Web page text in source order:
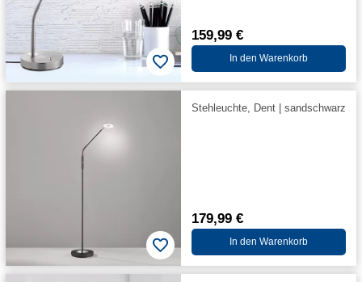
159,99 €
In den Warenkorb
Stehleuchte, Dent | sandschwarz
179,99 €
In den Warenkorb